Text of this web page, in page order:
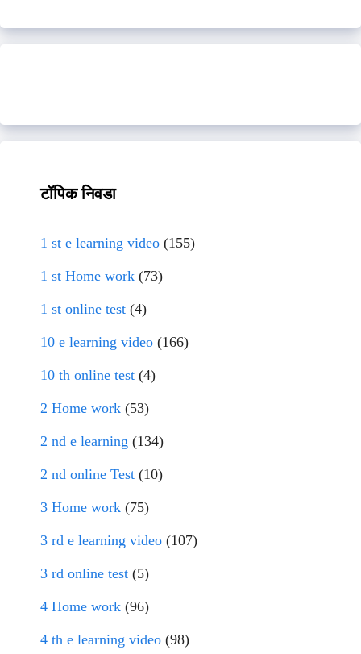
टॉपिक निवडा
1 st e learning video (155)
1 st Home work (73)
1 st online test (4)
10 e learning video (166)
10 th online test (4)
2 Home work (53)
2 nd e learning (134)
2 nd online Test (10)
3 Home work (75)
3 rd e learning video (107)
3 rd online test (5)
4 Home work (96)
4 th e learning video (98)